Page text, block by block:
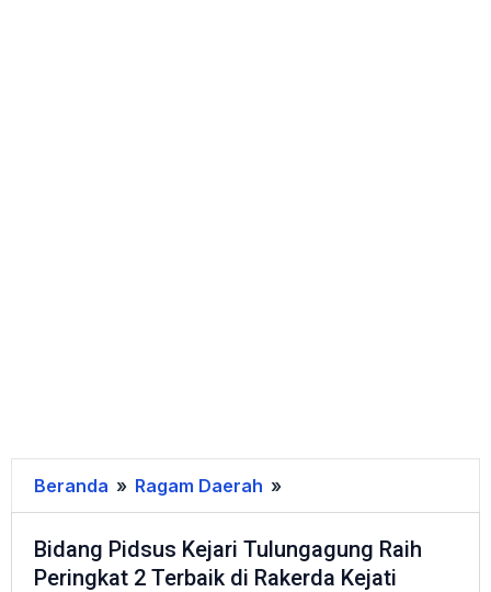
Beranda » Ragam Daerah »
Pidsus
Kejari
Tulungagung
Bidang Pidsus Kejari Tulungagung Raih
Peringkat 2 Terbaik di Rakerda Kejati